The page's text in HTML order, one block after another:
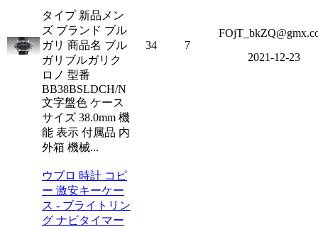
タイプ 新品メン
ズ ブランド ブル
ガリ 商品名 ブル
ガリブルガリク
ロノ 型番
BB38BSLDCH/N
文字盤色 ケース
サイズ 38.0mm 機
能 表示 付属品 内
外箱 機械...
34 7
2021-12-23
ウブロ 時計 コピ
ー 激安キーケー
ス - ブライトリン
グ ナビタイマー